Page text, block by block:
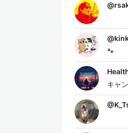
@
@
🐾
キャ
@